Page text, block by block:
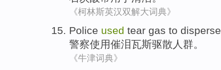
《柯林斯英汉双解大词典》
Police used tear gas to disperse
警察使用催泪瓦斯驱散 人群。
《牛津词典》